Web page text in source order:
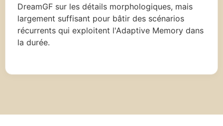
DreamGF sur les détails morphologiques, mais
largement suffisant pour bâtir des scénarios
récurrents qui exploitent l'Adaptive Memory dans
la durée.